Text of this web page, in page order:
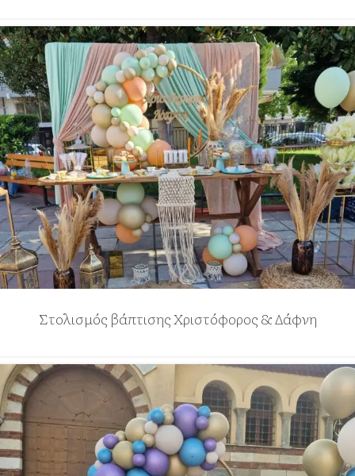
Στολισμός βάπτισης Χριστόφορος & Δάφνη